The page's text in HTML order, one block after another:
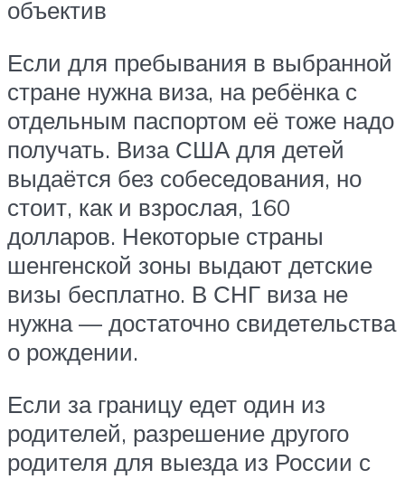
объектив
Если для пребывания в выбранной
стране нужна виза, на ребёнка с
отдельным паспортом её тоже надо
получать. Виза США для детей
выдаётся без собеседования, но
стоит, как и взрослая, 160
долларов. Некоторые страны
шенгенской зоны выдают детские
визы бесплатно. В СНГ виза не
нужна — достаточно свидетельства
о рождении.
Если за границу едет один из
родителей, разрешение другого
родителя для выезда из России с